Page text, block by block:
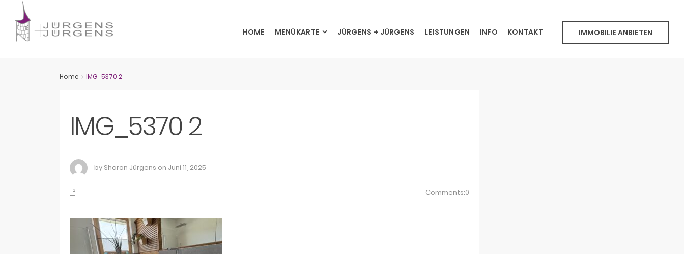
IMMOBILIE ANBIETEN
HOME MENÜKARTE JÜRGENS + JÜRGENS LEISTUNGEN INFO KONTAKT
Home IMG_5370 2
IMG_5370 2
by Sharon Jürgens on Juni 11, 2025
Comments:0